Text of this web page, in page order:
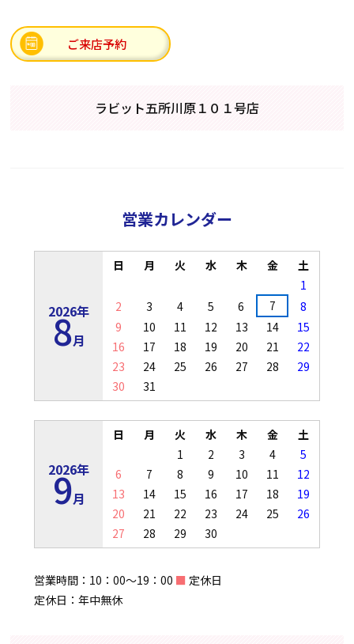
ご来店予約
ラビット五所川原１０１号店
営業カレンダー
2026年
8月
日 月 火 水 木 金
土
1
2
3 4 5 6 7
8
9
10 11 12 13 14
15
16
17 18 19 20 21
22
23
24 25 26 27 28
29
30
31
2026年
9月
日 月 火 水 木 金
土
1
2 3 4
5
6
7 8 9 10 11
12
13
14 15 16 17 18
19
20
21 22 23 24 25
26
27
28 29 30
営業時間：10：00～19：00 ■ 定休日
定休日：年中無休